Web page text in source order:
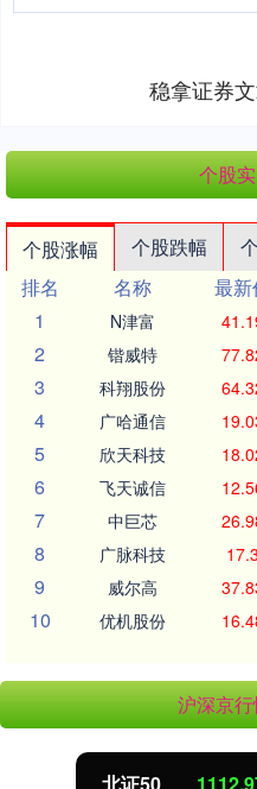
稳拿证券
个股
个股涨幅 个股跌幅
排名
名称 最新
1
N津富
2 锴威特
3 科翔股份
4 广哈通信
5 欣天科技
6 飞天诚信
7 中巨芯
8 广脉科技 17.3
9 威尔高
10 优机股份
沪深京